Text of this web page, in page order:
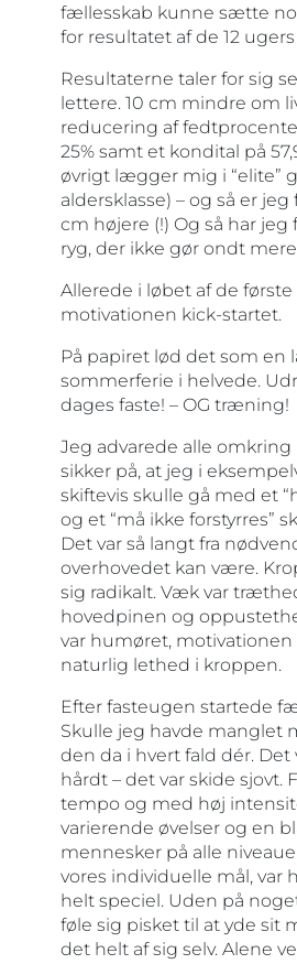
fællesskab kunne sætte
for resultatet af de 12
Resultaterne taler for sig
lettere. 10 cm mindre om
reducering af
25% samt et kondital på
øvrigt lægger mig i “elite”
aldersklasse) – og så er
cm højere (!) Og så har
ryg, der ikke gør ondt
Allerede i løbet af de
motivationen kick-startet.
På papiret lød det som en
sommerferie i helvede.
dages faste! – OG træning!
Jeg advarede alle omkring
sikker på, at jeg i
skiftevis skulle gå med et
og et “må ikke forstyrres”
Det var så langt fra
overhovedet kan være.
sig radikalt. Væk var
hovedpinen og
var humøret, motivationen
naturlig lethed i kroppen.
Efter fasteugen startede
Skulle jeg havde manglet
den da i hvert fald dér. Det
hårdt – det var skide sjovt.
tempo og med høj
varierende øvelser og en
mennesker på alle
vores individuelle mål, var
helt speciel. Uden på
føle sig pisket til at yde sit
det helt af sig selv. Alene